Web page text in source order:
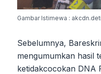
Gambar Istimewa :
Sebelumnya,
mengumumkan hasil
ketidakcocokan DNA